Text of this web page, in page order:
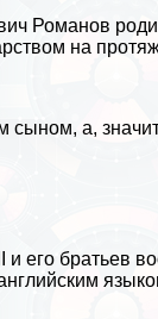
Романов
на
сыном, а,
и его братьев